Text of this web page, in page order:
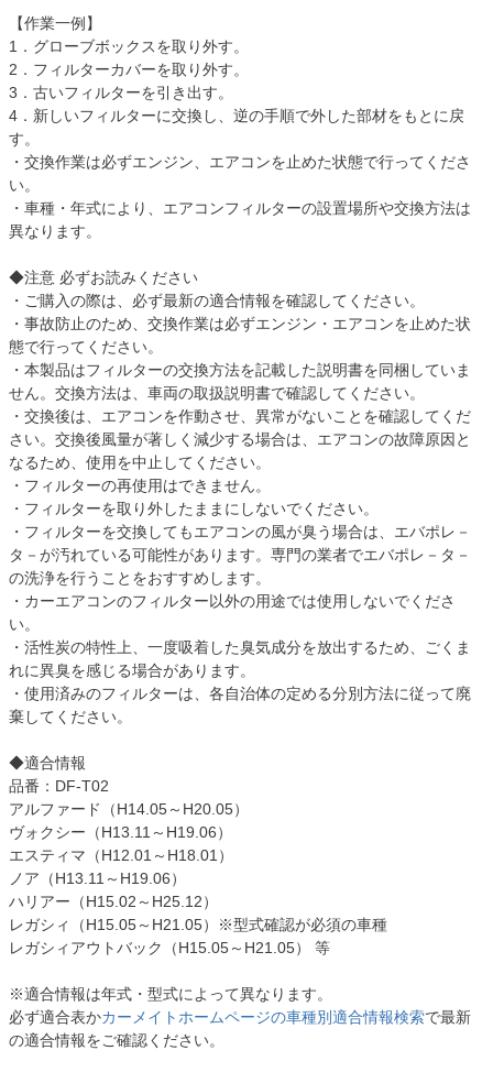
【作業一例】
1．グローブボックスを取り外す。
2．フィルターカバーを取り外す。
3．古いフィルターを引き出す。
4．新しいフィルターに交換し、逆の手順で外した部材をもとに戻
す。
・交換作業は必ずエンジン、エアコンを止めた状態で行ってくださ
い。
・車種・年式により、エアコンフィルターの設置場所や交換方法は
異なります。
◆注意 必ずお読みください
・ご購入の際は、必ず最新の適合情報を確認してください。
・事故防止のため、交換作業は必ずエンジン・エアコンを止めた状
態で行ってください。
・本製品はフィルターの交換方法を記載した説明書を同梱していま
せん。交換方法は、車両の取扱説明書で確認してください。
・交換後は、エアコンを作動させ、異常がないことを確認してくだ
さい。交換後風量が著しく減少する場合は、エアコンの故障原因と
なるため、使用を中止してください。
・フィルターの再使用はできません。
・フィルターを取り外したままにしないでください。
・フィルターを交換してもエアコンの風が臭う場合は、エバポレ－
タ－が汚れている可能性があります。専門の業者でエバポレ－タ－
の洗浄を行うことをおすすめします。
・カーエアコンのフィルター以外の用途では使用しないでくださ
い。
・活性炭の特性上、一度吸着した臭気成分を放出するため、ごくま
れに異臭を感じる場合があります。
・使用済みのフィルターは、各自治体の定める分別方法に従って廃
棄してください。
◆適合情報
品番：DF-T02
アルファード（H14.05～H20.05）
ヴォクシー（H13.11～H19.06）
エスティマ（H12.01～H18.01）
ノア（H13.11～H19.06）
ハリアー（H15.02～H25.12）
レガシィ（H15.05～H21.05）※型式確認が必須の車種
レガシィアウトバック（H15.05～H21.05） 等
※適合情報は年式・型式によって異なります。
必ず適合表かカーメイトホームページの車種別適合情報検索で最新
の適合情報をご確認ください。